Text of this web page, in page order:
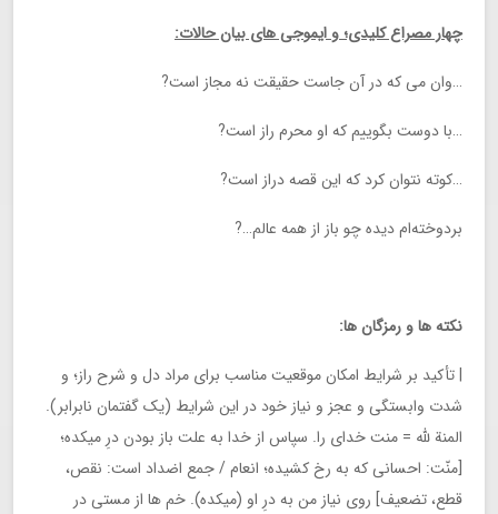
چهار مصراع کلیدی؛ و ایموجی های بیان حالات:
…وان می که در آن جاست حقیقت نه مجاز است?
…با دوست بگوییم که او محرم راز است?
…کوته نتوان کرد که این قصه دراز است?
بردوخته‌ام دیده چو باز از همه عالم…?
نکته ها و رمزگان ها:
| تأکید بر شرایط امکان موقعیت مناسب برای مراد دل و شرح راز؛ و
شدت وابستگی و عجز و نیاز خود در این شرایط (یک گفتمان نابرابر).
المنة لله = منت خدای را. سپاس از خدا به علت باز بودن درِ میکده؛
[منّت: احسانی که به رخ کشیده؛ انعام / جمع اضداد است: نقص،
قطع، تضعیف] روی نیاز من به درِ او (میکده). خم ها از مستی در